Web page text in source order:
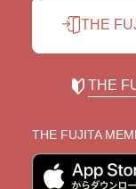
THE
THE
THE FUJITA